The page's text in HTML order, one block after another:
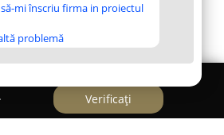
mi înscriu firma in proiectul
problemă
Verificați